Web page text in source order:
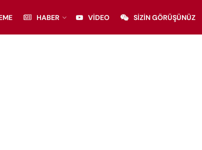
HABER VIDEO SIZIN GÖRÜŞÜNÜZ